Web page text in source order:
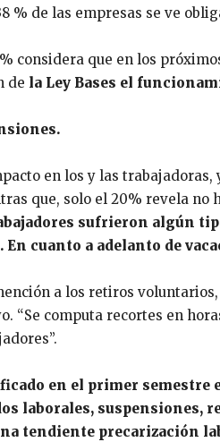
% de las empresas se ve
considera que en los
de la Ley Bases el
en los y las
que, solo el 20% revela
sufrieron algún
En cuanto a adelanto de
a los retiros
“Se computa recortes en
en el primer
laborales, suspensiones,
tendiente precarización